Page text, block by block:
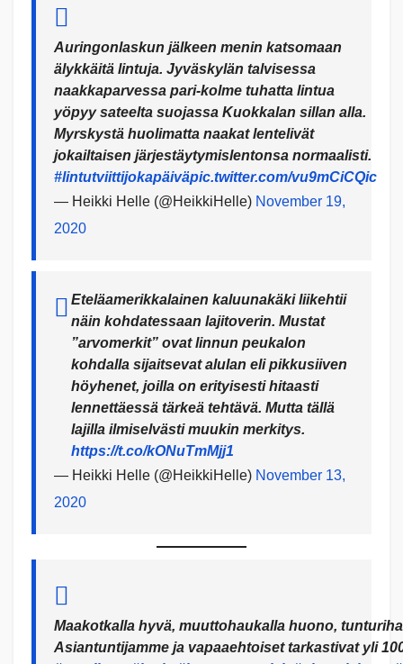
Auringonlaskun jälkeen menin katsomaan
älykkäitä lintuja. Jyväskylän talvisessa
naakkaparvessa pari-kolme tuhatta lintua
yöpyy sateelta suojassa Kuokkalan sillan alla.
Myrskystä huolimatta naakat lentelivät
jokailtaisen järjestäytymislentonsa normaalisti.
#lintutviittijokapäiväpic.twitter.com/vu9mCiCQic
— Heikki Helle (@HeikkiHelle) November 19,
2020
Eteläamerikkalainen kaluunakäki liikehtii
näin kohdatessaan lajitoverin. Mustat
”arvomerkit” ovat linnun peukalon
kohdalla sijaitsevat alulan eli pikkusiiven
höyhenet, joilla on erityisesti hitaasti
lennettäessä tärkeä tehtävä. Mutta tällä
lajilla ilmiselvästi muukin merkitys.
https://t.co/kONuTmMjj1
— Heikki Helle (@HeikkiHelle) November 13,
2020
Maakotkalla hyvä, muuttohaukalla huono,
Asiantuntijamme ja vapaaehtoiset tarkastivat yli